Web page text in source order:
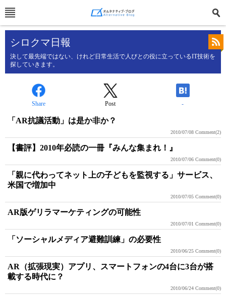
シロクマ日報
決して最先端ではない、けれど日常生活で人びとの役に立っているIT技術を
探していきます。
Share Post -
「AR抗議活動」は是か非か？
2010/07/08 Comment(2)
【書評】2010年必読の一冊『みんな集まれ！』
2010/07/06 Comment(0)
「親に代わってネット上の子どもを監視する」サービス、
米国で増加中
2010/07/05 Comment(0)
AR版ゲリラマーケティングの可能性
2010/07/01 Comment(0)
「ソーシャルメディア避難訓練」の必要性
2010/06/25 Comment(0)
AR（拡張現実）アプリ、スマートフォンの4台に3台が搭
載する時代に？
2010/06/24 Comment(0)